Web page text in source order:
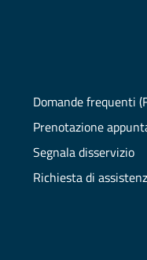
Domande frequenti
Prenotazione
Segnala disservizio
Richiesta di